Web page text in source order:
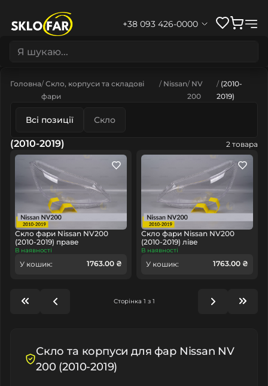
+38 093 426-0000
Головна Скло, корпуси та складові
фари
Nissan NV
200
(2010-
2019)
Всі позиції Скло
(2010-2019) 2 товара
Скло фари Nissan NV200
(2010-2019) праве
В наявності
У кошик: 1763.00 ₴
Скло фари Nissan NV200
(2010-2019) ліве
В наявності
У кошик: 1763.00 ₴
Сторінка 1 з 1
Скло та корпуси для фар Nissan NV
200 (2010-2019)